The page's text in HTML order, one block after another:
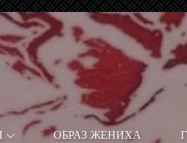
ОБРАЗ ЖЕНИХА